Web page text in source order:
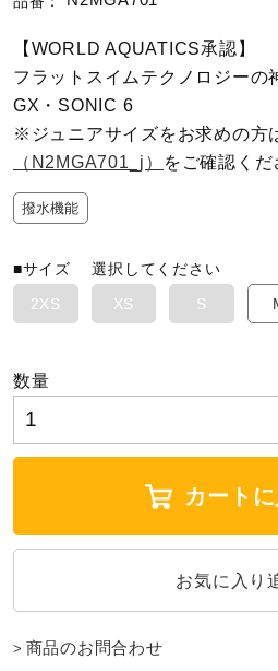
卓球
柔道
ウォーキングシューズ
ライフスタイルグッズ
インナー
【WORLD AQUATICS承認】
フラットスイムテクノロジー
GX・SONIC 6
※ジュニアサイズをお求めの方
（N2MGA701_j）
をご確認くだ
撥水機能
■サイズ選択してください
2XS
XS S
数量
カート
商品のお問合わせ